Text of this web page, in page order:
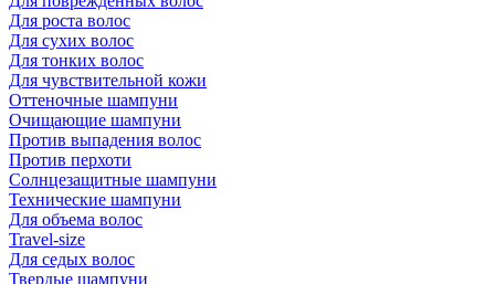
Для роста волос
Для сухих волос
Для тонких волос
Для чувствительной кожи
Оттеночные шампуни
Очищающие шампуни
Против выпадения волос
Против перхоти
Солнцезащитные шампуни
Технические шампуни
Для объема волос
Travel-size
Для седых волос
Твердые шампуни